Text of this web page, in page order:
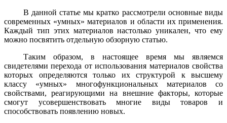
В данной статье мы кратко рассмотрели основные виды
современных «умных» материалов и области их применения.
Каждый тип этих материалов настолько уникален, что ему
можно посвятить отдельную обзорную статью.
Таким образом, в настоящее время мы являемся
свидетелями перехода от использования материалов свойства
которых определяются только их структурой к высшему
классу «умных» многофункциональных материалов со
свойствами, реагирующими на внешние факторы, которые
смогут усовершенствовать многие виды товаров и
способствовать появлению новых.